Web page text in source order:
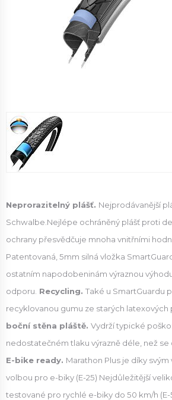
Neprorazitelný plášť. Nejprodávanější
Schwalbe.Nejlépe ochráněný plášť proti
ochrany přesvědčuje mnoha vnitřními
Patentovaná, 5mm silná vložka
ostatním napodobeninám výraznou
odporu. Recycling. Také u SmartGuardu
recyklovanou gumu ze starých latexových
boční stěna pláště. Vydrží typické
nedostatečném tlaku výrazně déle, než se
E-bike ready. Marathon Plus je díky
volbou pro e-biky (E-25) Nejdůležitější
testované pro rychlé e-biky do 50 km/h (E-